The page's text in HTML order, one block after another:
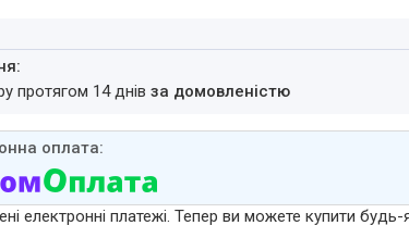
протягом 14 днівза домовленістю
електронні платежі. Тепер ви можете купити